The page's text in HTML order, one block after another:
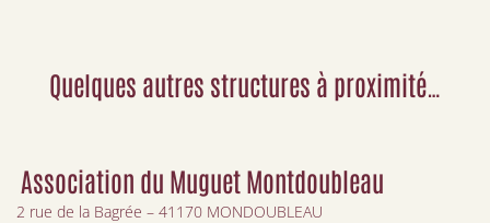
Quelques autres structures à proximité…
Association du Muguet Montdoubleau
2 rue de la Bagrée – 41170 MONDOUBLEAU